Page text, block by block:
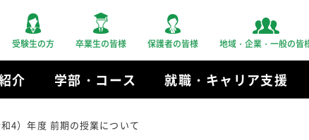
受験生の方 卒業生の皆様 保護者の皆様 地域・企業・一般の皆
介 学部・コース 就職・キャリア支援
4）年度 前期の授業について